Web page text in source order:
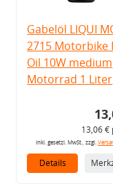
Gabelöl LIQUI
2715 Motorbike
Oil 10W medium
Motorrad 1 Liter
13,06 €
inkl. gesetzl. MwSt., zzgl.
Details